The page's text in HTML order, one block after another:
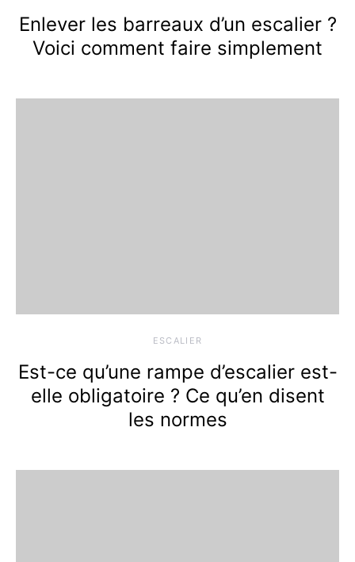
Enlever les barreaux d’un escalier ?
Voici comment faire simplement
ESCALIER
Est-ce qu’une rampe d’escalier est-
elle obligatoire ? Ce qu’en disent
les normes